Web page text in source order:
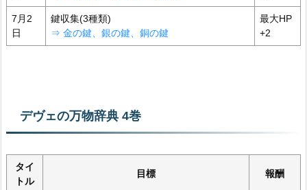
7月2
日
鍵収集(3種類)
⇒ 金の鍵、銀の鍵、銅の鍵
最大HP
+2
デヴェの万物辞典 4巻
タイ
トル
目標 報酬